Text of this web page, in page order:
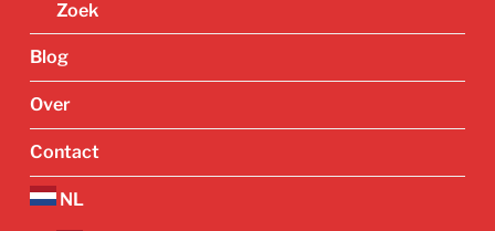
Zoek
Blog
Over
Contact
NL